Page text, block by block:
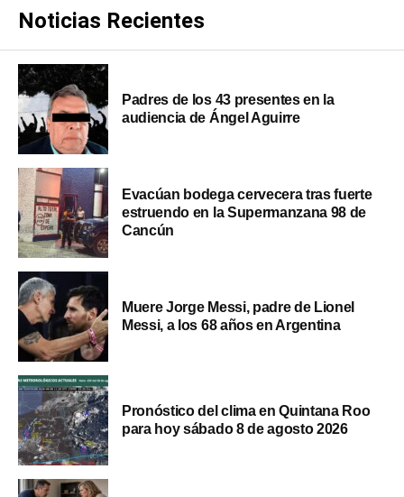
Noticias Recientes
Padres de los 43 presentes en la
audiencia de Ángel Aguirre
Evacúan bodega cervecera tras fuerte
estruendo en la Supermanzana 98 de
Cancún
Muere Jorge Messi, padre de Lionel
Messi, a los 68 años en Argentina
Pronóstico del clima en Quintana Roo
para hoy sábado 8 de agosto 2026